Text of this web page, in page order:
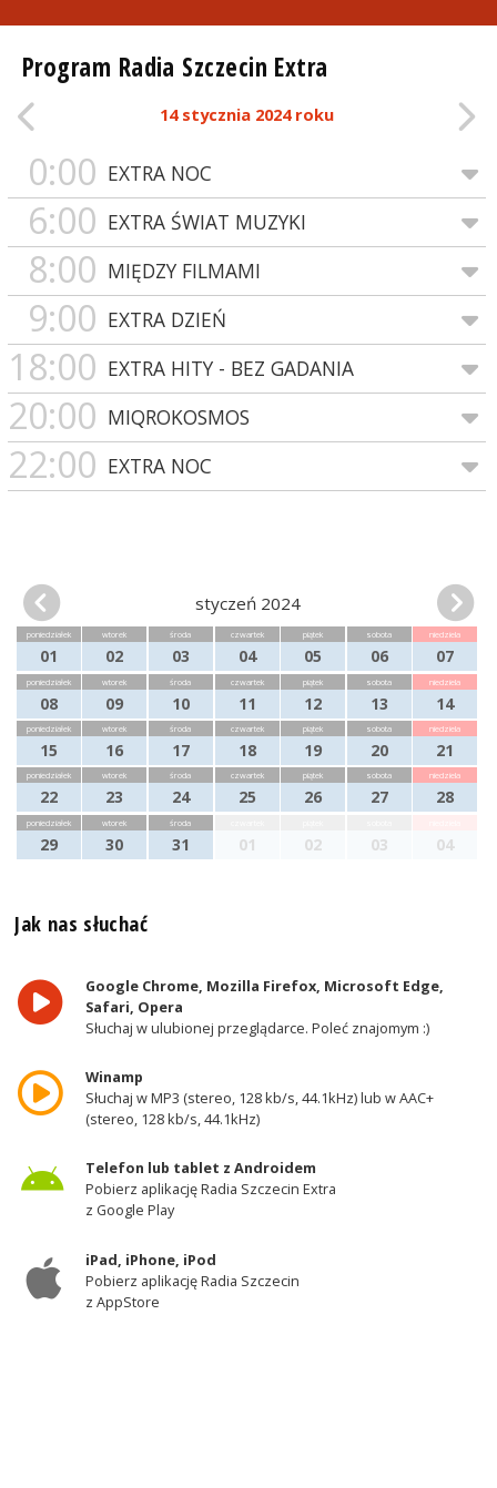
Program Radia Szczecin Extra
14 stycznia 2024 roku
0:00 EXTRA NOC
6:00 EXTRA ŚWIAT MUZYKI
8:00 MIĘDZY FILMAMI
9:00 EXTRA DZIEŃ
18:00 EXTRA HITY - BEZ GADANIA
20:00 MIQROKOSMOS
22:00 EXTRA NOC
styczeń 2024
poniedziałek
01
wtorek
02
środa
03
czwartek
04
piątek
05
sobota
06
niedziela
07
poniedziałek
08
wtorek
09
środa
10
czwartek
11
piątek
12
sobota
13
niedziela
14
poniedziałek
15
wtorek
16
środa
17
czwartek
18
piątek
19
sobota
20
niedziela
21
poniedziałek
22
wtorek
23
środa
24
czwartek
25
piątek
26
sobota
27
niedziela
28
poniedziałek
29
wtorek
30
środa
31 01 02 03 04
Jak nas słuchać
Google Chrome, Mozilla Firefox, Microsoft Edge,
Safari, Opera
Słuchaj w ulubionej przeglądarce. Poleć znajomym :)
Winamp
Słuchaj w MP3 (stereo, 128 kb/s, 44.1kHz) lub w AAC+
(stereo, 128 kb/s, 44.1kHz)
Telefon lub tablet z Androidem
Pobierz aplikację Radia Szczecin Extra
z Google Play
iPad, iPhone, iPod
Pobierz aplikację Radia Szczecin
z AppStore